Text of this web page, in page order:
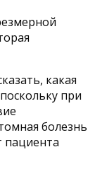
какая
при
болезнь
пациента